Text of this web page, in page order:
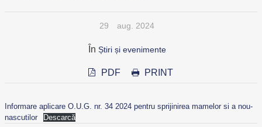
29 aug. 2024
În Știri și evenimente
PDF PRINT
Informare aplicare O.U.G. nr. 34 2024 pentru sprijinirea mamelor si a nou-
nascutilor
Descarcă